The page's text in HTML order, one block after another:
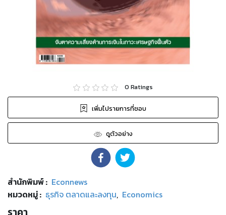
0 Ratings
เพิ่มไปรายการที่ชอบ
ดูตัวอย่าง
สำนักพิมพ์: Econnews
หมวดหมู่: ธุรกิจ ตลาดและลงทุน, Economics